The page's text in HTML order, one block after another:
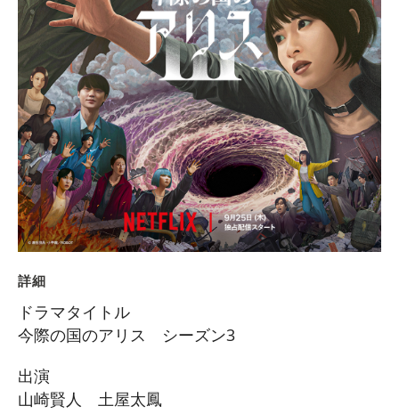
詳細
ドラマタイトル
今際の国のアリス シーズン3
出演
山崎賢人 土屋太鳳